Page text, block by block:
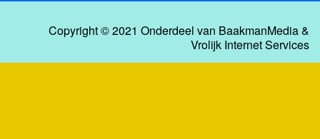
Copyright © 2021 Onderdeel van BaakmanMedia&
Vrolijk Internet Services